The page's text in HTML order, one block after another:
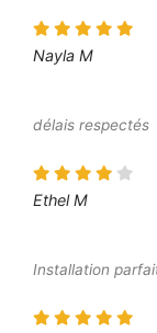
Nayla M
délais respectés
Ethel M
Installation